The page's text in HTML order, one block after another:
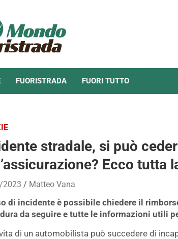
FUORISTRADA FUORI TUTTO
stradale, si può
Ecco tutta
Matteo Vana
di incidente è possibile chiedere il
da seguire e tutte le informazioni utili
di un automobilista può succedere di